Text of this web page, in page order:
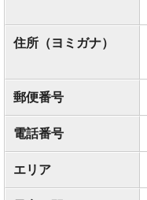
住所（ヨミガナ）
郵便番号
電話番号
エリア